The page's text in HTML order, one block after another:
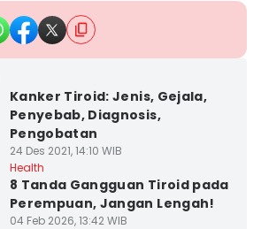
Kanker Tiroid: Jenis, Gejala,
Penyebab, Diagnosis,
Pengobatan
24 Des 2021, 14:10 WIB
Health
8 Tanda Gangguan Tiroid pada
Perempuan, Jangan Lengah!
04 Feb 2026, 13:42 WIB